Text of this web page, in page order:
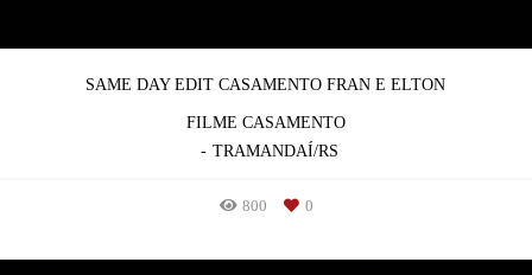
SAME DAY EDIT CASAMENTO FRAN E ELTON
FILME CASAMENTO
TRAMANDAÍ/RS
800 0